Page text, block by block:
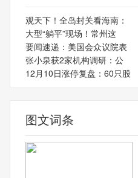
观天下！全岛封关看海南：
大型“躺平”现场！常州这
要闻速递：美国会众议院表
张小泉获2家机构调研：公
12月10日涨停复盘：60只股
图文词条